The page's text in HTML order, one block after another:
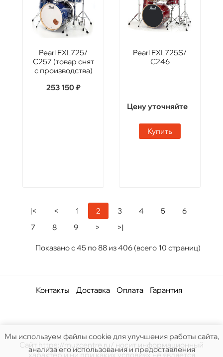
Pearl EXL725/
C257 (товар снят
с производства)
253 150 ₽
Pearl EXL725S/
C246
Цену уточняйте
Купить
|< < 1 2 3 4 5
6
7
8 9 > >|
Показано с 45 по 88 из 406 (всего 10 страниц)
Контакты Доставка Оплата Гарантия
Сайт https://muzcentre.ru/ носит информационный
характер и ни при каких условиях не является
Мы используем файлы cookie для улучшения работы сайта,
анализа его использования и предоставления